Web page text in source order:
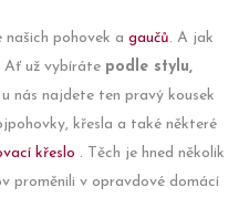
pohovek a gaučů. A jak
Ať už vybíráte podle stylu,
u nás najdete ten pravý kousek
křesla a také některé
křeslo . Těch je hned několik
proměnili v opravdové domácí